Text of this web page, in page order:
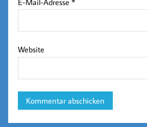
Website